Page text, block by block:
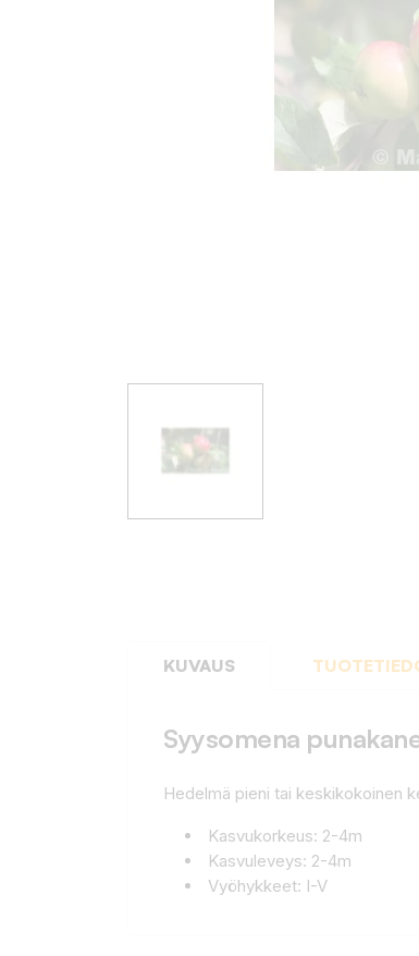
KUVAUS
Syysomena
Hedelmä pieni tai keskikokoinen
Kasvukorkeus: 2-4m
Kasvuleveys: 2-4m
Vyöhykkeet: I-V